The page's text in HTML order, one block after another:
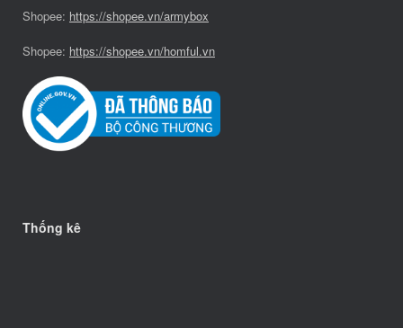
Shopee: https://shopee.vn/armybox
Shopee: https://shopee.vn/homful.vn
Thống kê